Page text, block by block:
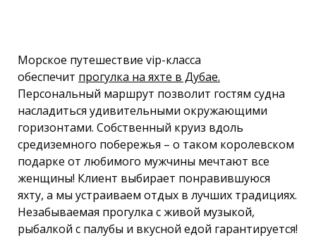
Морское путешествие vip-класса
обеспечит прогулка на яхте в Дубае.
Персональный маршрут позволит гостям судна
насладиться удивительными окружающими
горизонтами. Собственный круиз вдоль
средиземного побережья – о таком королевском
подарке от любимого мужчины мечтают все
женщины! Клиент выбирает понравившуюся
яхту, а мы устраиваем отдых в лучших традициях.
Незабываемая прогулка с живой музыкой,
рыбалкой с палубы и вкусной едой гарантируется!